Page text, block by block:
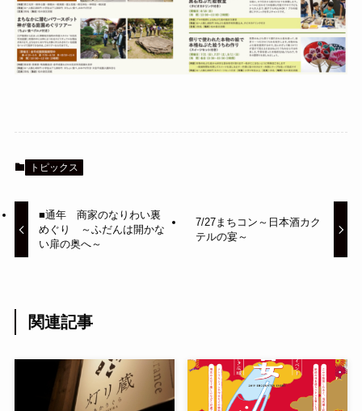
トピックス
■通年 商家のなりわい裏
めぐり ～ふだんは開かな
い扉の奥へ～
7/27まちコン～日本酒カク
テルの宴～
関連記事